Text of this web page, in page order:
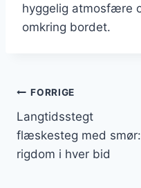
hyggelig atmosfære
omkring bordet.
FORRIGE
Langtidsstegt
flæskesteg med smør:
rigdom i hver bid